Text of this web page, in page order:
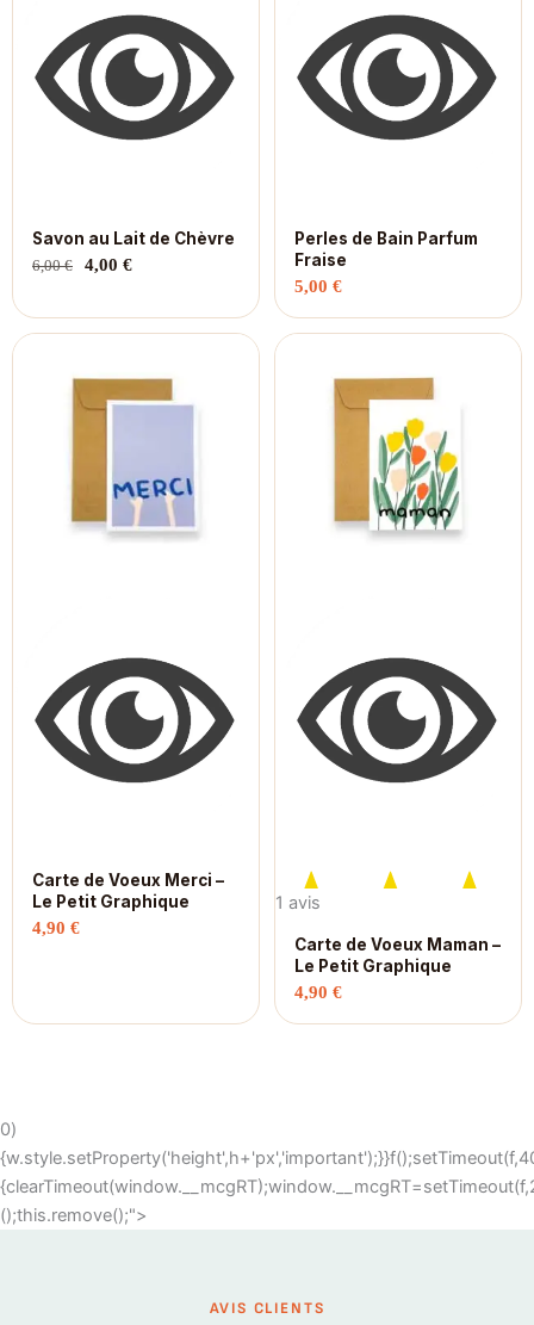
Savon au Lait de Chèvre
6,00€ 4,00 €
Perles de Bain Parfum
Fraise
5,00 €
Carte de Voeux Merci –
Le Petit Graphique
4,90 €
1 avis
Carte de Voeux Maman –
Le Petit Graphique
4,90 €
0)
();this.remove();">
AVIS CLIENTS